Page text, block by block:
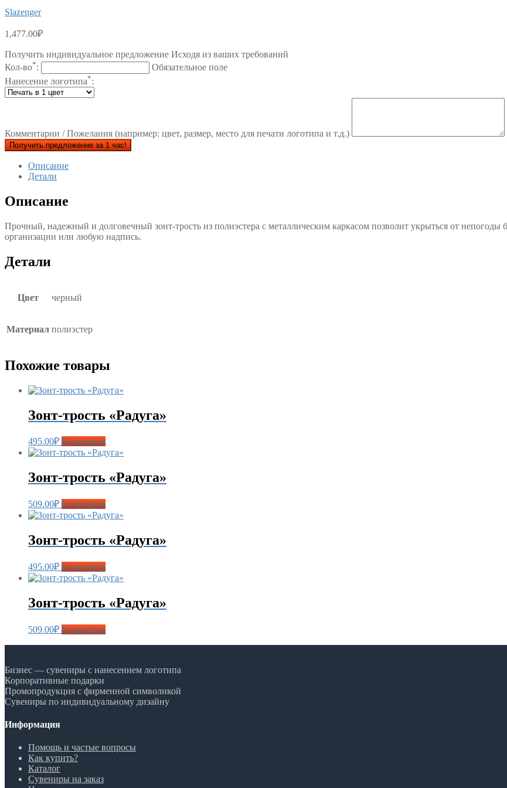
Slazenger
1,477.00₽
Получить индивидуальное предложение Исходя из ваших требований
Кол-во*:
Обязательное поле
Нанесение логотипа*:
Комментарии / Пожелания (например: цвет, размер, место для печати логотипа и т.д.)
Получить предложение за 1 час!
Описание
Детали
Описание
Прочный, надежный и долговечный зонт-трость из полиэстера с металлическим каркасом позволит укрыться от
организации или любую надпись.
Детали
Цвет черный
Материал полиэстер
Похожие товары
Зонт-трость «Радуга»
495.00₽ Подробнее
Зонт-трость «Радуга»
509.00₽ Подробнее
Зонт-трость «Радуга»
495.00₽ Подробнее
Зонт-трость «Радуга»
509.00₽ Подробнее
Бизнес — сувениры с нанесением логотипа
Корпоративные подарки
Промопродукция с фирменной символикой
Сувениры по индивидуальному дизайну
Информация
Помощь и частые вопросы
Как купить?
Каталог
Сувениры на заказ